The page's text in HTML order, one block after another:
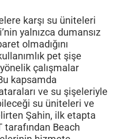
karşı su üniteleri
yalnızca dumansız
olmadığını
pet şişe
çalışmalar
kapsamda
ve su şişeleriyle
su üniteleri ve
Şahin, ilk etapta
Beach